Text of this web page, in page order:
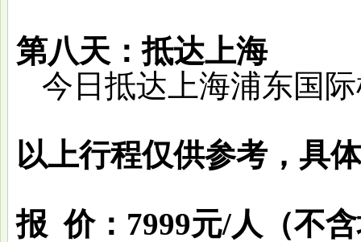
第八天：抵达上海
今日抵达上海浦东国
以上行程仅供参考，具
报 价： 7999元/人（不